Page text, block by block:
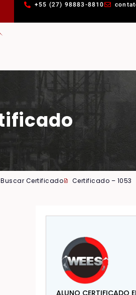
+55 (27) 98883-8810
Buscar Certificado Certificado – 1053